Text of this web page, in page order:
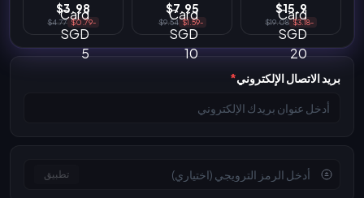
$15.9
-$3.18
$19.08
$7.95
-$1.59
$9.54
$3.98
-$0.79
$4.77
بريد الاتصال الإلكتروني*
تطبيق